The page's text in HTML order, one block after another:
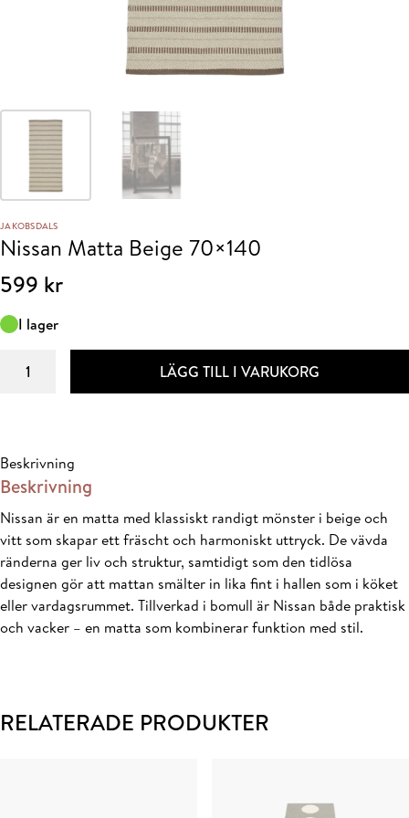
JAKOBSDALS
Nissan Matta Beige 70×140
599 kr
I lager
Matta
LÄGG TILL I VARUKORG
Beskrivning
Beskrivning
Nissan är en matta med klassiskt randigt mönster i beige och
vitt som skapar ett fräscht och harmoniskt uttryck. De vävda
ränderna ger liv och struktur, samtidigt som den tidlösa
designen gör att mattan smälter in lika fint i hallen som i köket
eller vardagsrummet. Tillverkad i bomull är Nissan både praktisk
och vacker – en matta som kombinerar funktion med stil.
RELATERADE PRODUKTER